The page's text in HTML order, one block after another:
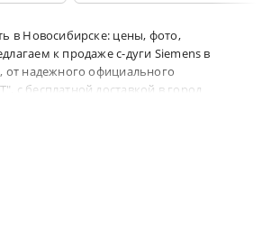
в Новосибирске: цены, фото,
к продаже с-дуги Siemens в
от надежного официального
с бесплатной доставкой в город
России